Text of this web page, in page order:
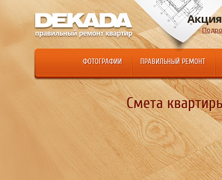
ФОТОГРАФИИ ПРАВИЛЬНЫЙ РЕМОНТ
Смета